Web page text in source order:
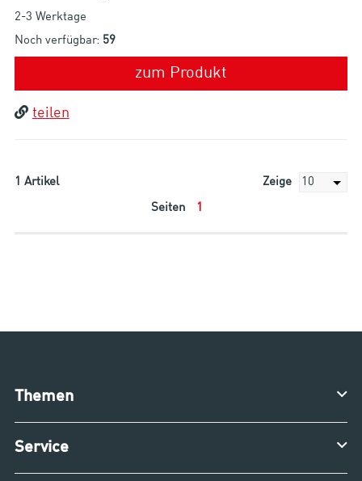
2-3 Werktage
Noch verfügbar: 59
zum Produkt
teilen
1 Artikel
Seiten 1
Zeige
Themen
Service